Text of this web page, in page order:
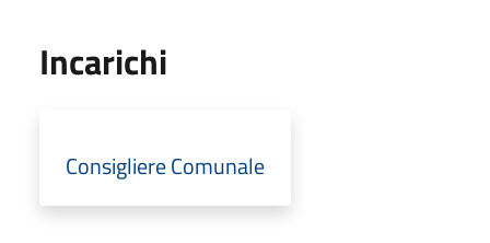
Incarichi
Consigliere Comunale